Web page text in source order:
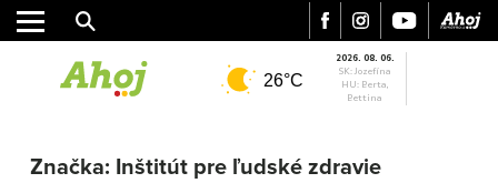
REGIÓN
26°C
2026. 08. 06.
SK: Jozefína
HU: Berta,
Bettina
Značka: Inštitút pre ľudské zdravie